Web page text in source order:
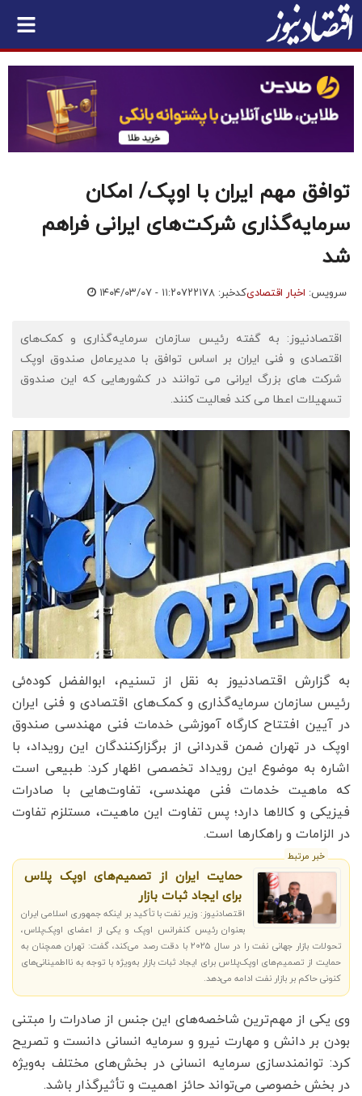
توافق مهم ایران با اوپک/ امکان
سرمایه‌گذاری شرکت‌های ایرانی فراهم
شد
سرویس: اخبار اقتصادیکدخبر: ۷۲۲۱۷۸ ۱۴۰۴/۰۳/۰۷ - ۱۱:۲۰
اقتصادنیوز: به گفته رئیس سازمان سرمایه‌گذاری و کمک‌های
اقتصادی و فنی ایران بر اساس توافق با مدیرعامل صندوق اوپک
شرکت های بزرگ ایرانی می توانند در کشورهایی که این صندوق
تسهیلات اعطا می کند فعالیت کنند.
به گزارش اقتصادنیوز به نقل از تسنیم، ابوالفضل کوده‌ئی
رئیس سازمان سرمایه‌گذاری و کمک‌های اقتصادی و فنی ایران
در آیین افتتاح کارگاه آموزشی خدمات فنی مهندسی صندوق
اوپک در تهران ضمن قدردانی از برگزارکنندگان این رویداد، با
اشاره به موضوع این رویداد تخصصی اظهار کرد: طبیعی است
که ماهیت خدمات فنی مهندسی، تفاوت‌هایی با صادرات
فیزیکی و کالاها دارد؛ پس تفاوت این ماهیت، مستلزم تفاوت
در الزامات و راهکارها است.
خبر مرتبط
حمایت ایران از تصمیم‌های اوپک پلاس
برای ایجاد ثبات بازار
اقتصادنیوز: وزیر نفت با تأکید بر اینکه جمهوری اسلامی ایران
بعنوان رئیس کنفرانس اوپک و یکی از اعضای اوپک‌پلاس،
تحولات بازار جهانی نفت را در سال ۲۰۲۵ با دقت رصد می‌کند، گفت: تهران همچنان به
حمایت از تصمیم‌های اوپک‌پلاس برای ایجاد ثبات بازار به‌ویژه با توجه به نااطمینانی‌های
کنونی حاکم بر بازار نفت ادامه می‌دهد.
وی یکی از مهم‌ترین شاخصه‌های این جنس از صادرات را مبتنی
بودن بر دانش و مهارت نیرو و سرمایه انسانی دانست و تصریح
کرد: توانمندسازی سرمایه انسانی در بخش‌های مختلف به‌ویژه
در بخش خصوصی می‌تواند حائز اهمیت و تأثیرگذار باشد.